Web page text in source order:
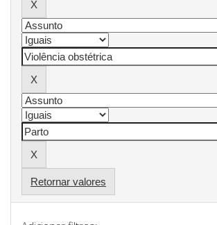
Retornar valores